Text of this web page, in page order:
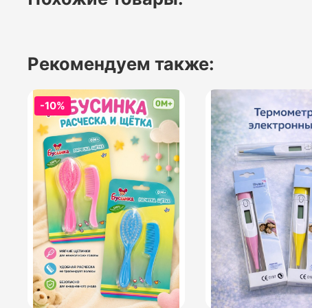
Рекомендуем также:
-10%